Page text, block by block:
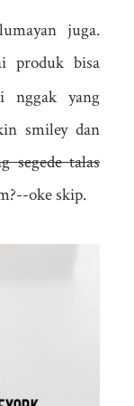
juga.
produk bisa
nggak yang
smiley dan
segede talas
oke skip.